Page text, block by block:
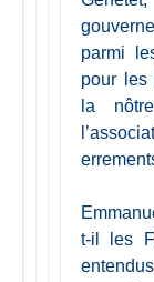
parmi
pour les
la
t-il les